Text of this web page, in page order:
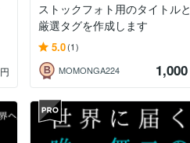
円
ストックフォト用のタイトルと
厳選タグを作成します
5.0(1)
MOMONGA224
1,000